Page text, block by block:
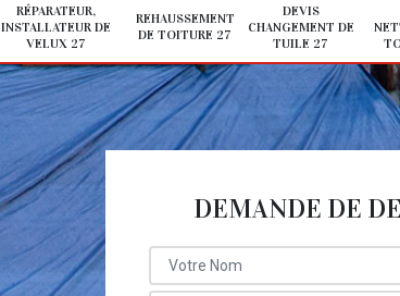
RÉPARATEUR,
INSTALLATEUR DE
VELUX 27
REHAUSSEMENT
DE TOITURE 27
DEVIS
CHANGEMENT DE
TUILE 27
DEMANDE DE